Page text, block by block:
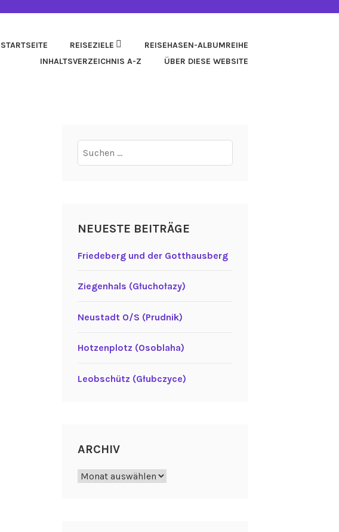
STARTSEITE REISEZIELE
REISEHASEN-ALBUMREIHE
INHALTSVERZEICHNIS A-Z
ÜBER DIESE WEBSITE
Suchen
nach:
NEUESTE BEITRÄGE
Friedeberg und der Gotthausberg
Ziegenhals (Głuchołazy)
Neustadt O/S (Prudnik)
Hotzenplotz (Osoblaha)
Leobschütz (Głubczyce)
ARCHIV
Archiv